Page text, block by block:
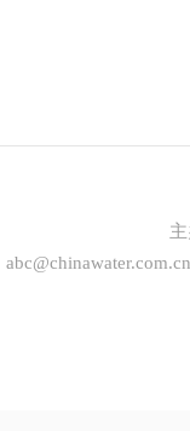
abc@chinawater.com.cn